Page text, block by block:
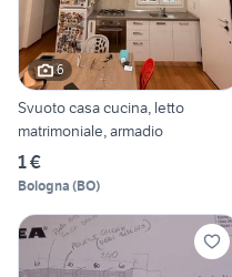
6
Svuoto casa cucina, letto
matrimoniale, armadio
1 €
Bologna (BO)